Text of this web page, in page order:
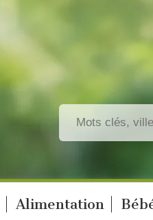
Alimentation